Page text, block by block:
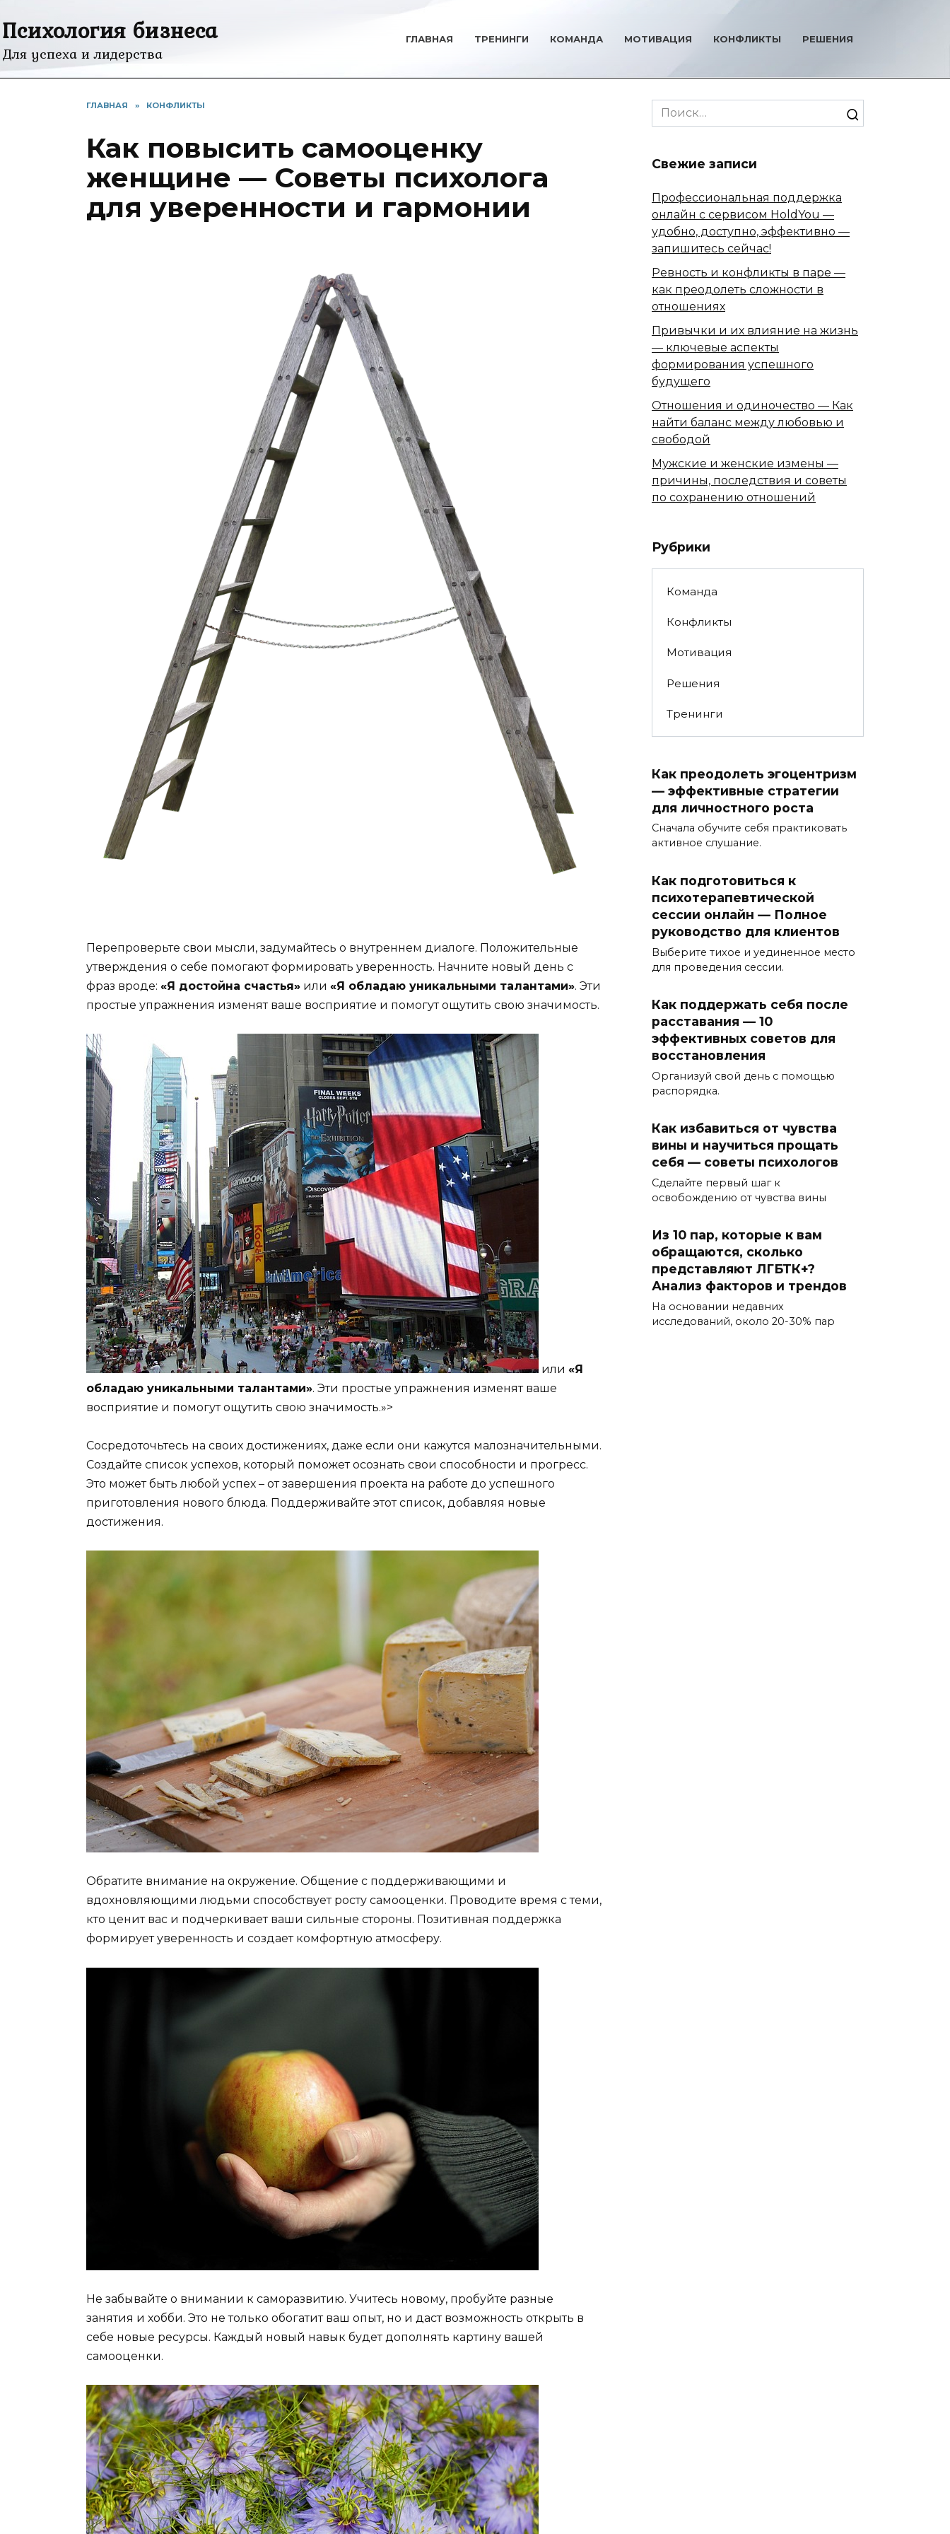
к
содержанию
Психология бизнеса
Для успеха и лидерства
ГЛАВНАЯ ТРЕНИНГИ КОМАНДА МОТИВАЦИЯ КОНФЛИКТЫ РЕШЕНИЯ
ГЛАВНАЯ » КОНФЛИКТЫ
Как повысить самооценку
женщине — Советы психолога
для уверенности и гармонии
Перепроверьте свои мысли, задумайтесь о внутреннем диалоге. Положительные
утверждения о себе помогают формировать уверенность. Начните новый день с
фраз вроде: «Я достойна счастья» или «Я обладаю уникальными талантами». Эти
простые упражнения изменят ваше восприятие и помогут ощутить свою значимость.
или «Я
обладаю уникальными талантами». Эти простые упражнения изменят ваше
восприятие и помогут ощутить свою значимость.»>
Сосредоточьтесь на своих достижениях, даже если они кажутся малозначительными.
Создайте список успехов, который поможет осознать свои способности и прогресс.
Это может быть любой успех – от завершения проекта на работе до успешного
приготовления нового блюда. Поддерживайте этот список, добавляя новые
достижения.
Обратите внимание на окружение. Общение с поддерживающими и
вдохновляющими людьми способствует росту самооценки. Проводите время с теми,
кто ценит вас и подчеркивает ваши сильные стороны. Позитивная поддержка
формирует уверенность и создает комфортную атмосферу.
Не забывайте о внимании к саморазвитию. Учитесь новому, пробуйте разные
занятия и хобби. Это не только обогатит ваш опыт, но и даст возможность открыть в
себе новые ресурсы. Каждый новый навык будет дополнять картину вашей
самооценки.
Search
for:
Свежие записи
Профессиональная поддержка
онлайн с сервисом HoldYou —
удобно, доступно, эффективно —
запишитесь сейчас!
Ревность и конфликты в паре —
как преодолеть сложности в
отношениях
Привычки и их влияние на жизнь
— ключевые аспекты
формирования успешного
будущего
Отношения и одиночество — Как
найти баланс между любовью и
свободой
Мужские и женские измены —
причины, последствия и советы
по сохранению отношений
Рубрики
Команда
Конфликты
Мотивация
Решения
Тренинги
Как преодолеть эгоцентризм
— эффективные стратегии
для личностного роста
Сначала обучите себя практиковать
активное слушание.
Как подготовиться к
психотерапевтической
сессии онлайн — Полное
руководство для клиентов
Выберите тихое и уединенное место
для проведения сессии.
Как поддержать себя после
расставания — 10
эффективных советов для
восстановления
Организуй свой день с помощью
распорядка.
Как избавиться от чувства
вины и научиться прощать
себя — советы психологов
Сделайте первый шаг к
освобождению от чувства вины
Из 10 пар, которые к вам
обращаются, сколько
представляют ЛГБТК+?
Анализ факторов и трендов
На основании недавних
исследований, около 20-30% пар